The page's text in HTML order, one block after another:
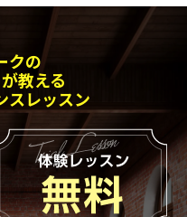
クの
教える
スレッスン